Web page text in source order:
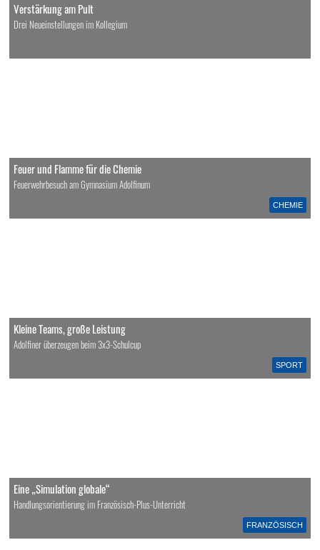
Verstärkung am Pult
Drei Neueinstellungen im Kollegium
CHEMIE
Feuer und Flamme für die Chemie
Feuerwehrbesuch am Gymnasium Adolfinum
SPORT
Kleine Teams, große Leistung
Adolfiner überzeugen beim 3x3-Schulcup
FRANZÖSISCH
Eine „Simulation globale“
Handlungsorientierung im Französisch-Plus-Unterricht